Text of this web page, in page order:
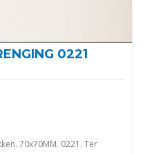
0221
70x70MM. 0221. Ter